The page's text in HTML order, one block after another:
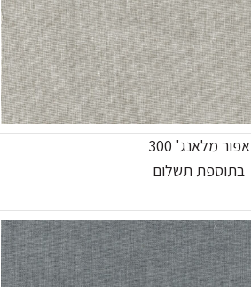
אפור מלאנג' 300
בתוספת תשלום